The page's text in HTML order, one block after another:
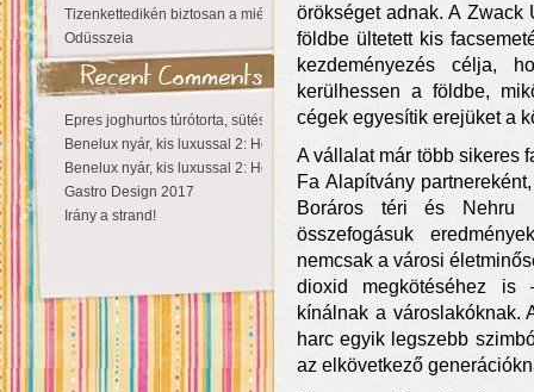
Tizenkettedikén biztosan a miénk a Sziget!
Odüsszeia
Epres joghurtos túrótorta, sütés nélkül
Benelux nyár, kis luxussal 2: Hollandia
Benelux nyár, kis luxussal 2: Hollandia
Gastro Design 2017
Irány a strand!
örökséget adnak. A Zwack
földbe ültetett kis
kezdeményezés célja,
kerülhessen a földbe,
cégek egyesítik erejüket a
A vállalat már több sikeres
Fa Alapítvány
Boráros téri és Nehru
összefogásuk
nemcsak a városi
dioxid megkötéséhez is
kínálnak a városlakóknak.
harc egyik legszebb
az elkövetkező